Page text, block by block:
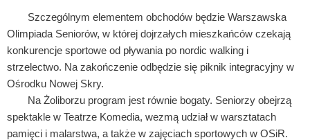
Szczególnym elementem obchodów będzie Warszawska
Olimpiada Seniorów, w której dojrzałych mieszkańców czekają
konkurencje sportowe od pływania po nordic walking i
strzelectwo. Na zakończenie odbędzie się piknik integracyjny w
Ośrodku Nowej Skry.
Na Żoliborzu program jest równie bogaty. Seniorzy obejrzą
spektakle w Teatrze Komedia, wezmą udział w warsztatach
pamięci i malarstwa, a także w zajęciach sportowych w OSiR.